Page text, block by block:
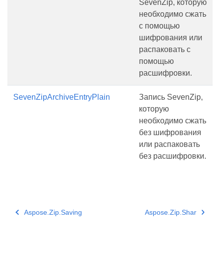
SevenZip, которую
необходимо сжать
с помощью
шифрования или
распаковать с
помощью
расшифровки.
SevenZipArchiveEntryPlain
Запись SevenZip,
которую
необходимо сжать
без шифрования
или распаковать
без расшифровки.
Aspose.Zip.Saving Aspose.Zip.Shar